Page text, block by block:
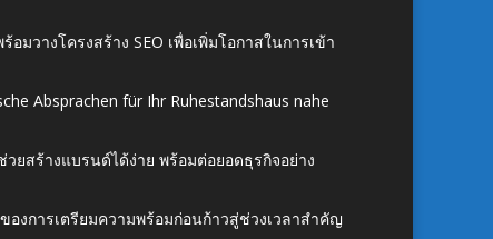
มวางโครงสร้าง SEO เพื่อเพิ่มโอกาสในการเข้า
Absprachen für Ihr Ruhestandshaus nahe
ยสร้างแบรนด์ได้ง่าย พร้อมต่อยอดธุรกิจอย่าง
องการเตรียมความพร้อมก่อนก้าวสู่ช่วงเวลาสำคัญ